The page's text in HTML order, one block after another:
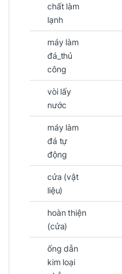
chất làm
lạnh
máy làm
đá_thủ
công
vòi lấy
nước
máy làm
đá tự
động
cửa (vật
liệu)
hoàn thiện
(cửa)
ống dẫn
kim loại